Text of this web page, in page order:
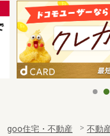
goo住宅・不動産 不動